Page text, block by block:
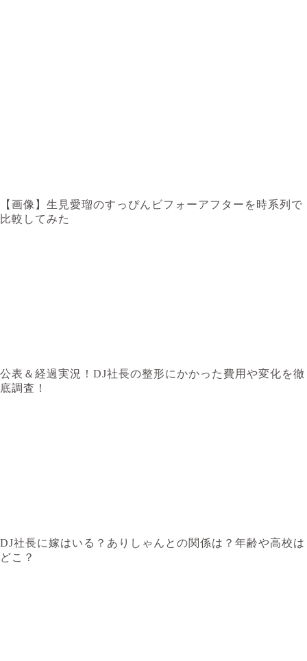
【画像】生見愛瑠のすっぴんビフォーアフターを時系列で
比較してみた
公表＆経過実況！DJ社長の整形にかかった費用や変化を徹
底調査！
DJ社長に嫁はいる？ありしゃんとの関係は？年齢や高校は
どこ？